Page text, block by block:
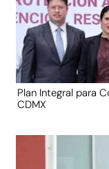
Plan Integral para
CDMX